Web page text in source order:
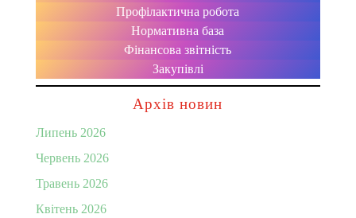
Профілактична робота
Нормативна база
Фінансова звітність
Закупівлі
Архів новин
Липень 2026
Червень 2026
Травень 2026
Квітень 2026